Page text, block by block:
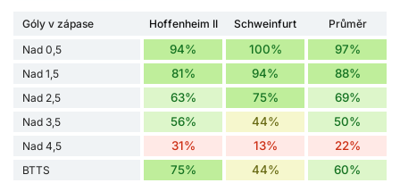
Góly v zápase Hoffenheim II Schweinfurt
Průměr
Nad 0,5
94% 100% 97%
Nad 1,5 81% 94% 88%
Nad 2,5 63% 75% 69%
Nad 3,5 56% 44% 50%
Nad 4,5 31% 13% 22%
BTTS 75% 44% 60%